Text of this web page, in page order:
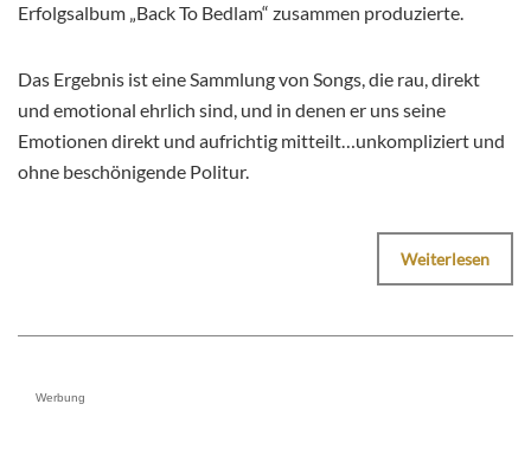
Erfolgsalbum „Back To Bedlam“ zusammen produzierte.
Das Ergebnis ist eine Sammlung von Songs, die rau, direkt
und emotional ehrlich sind, und in denen er uns seine
Emotionen direkt und aufrichtig mitteilt…unkompliziert und
ohne beschönigende Politur.
Weiterlesen
Werbung